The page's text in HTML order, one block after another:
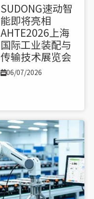
SUDONG速动智
能即将亮相
AHTE2026上海
国际工业装配与
传输技术展览会
06/07/2026